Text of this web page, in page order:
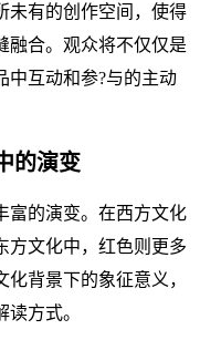
未有的创作空间，使得
融合。观众将不仅仅是
中互动和参?与的主动
的演变
富的演变。在西方文化
方文化中，红色则更多
背景下的象征意义，
方式。